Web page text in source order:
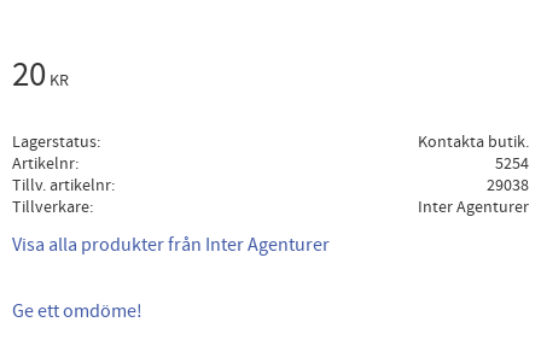
20 KR
Lagerstatus
Kontakta butik.
Artikelnr
5254
Tillv. artikelnr
29038
Tillverkare
Inter Agenturer
Visa alla produkter från Inter Agenturer
Ge ett omdöme!